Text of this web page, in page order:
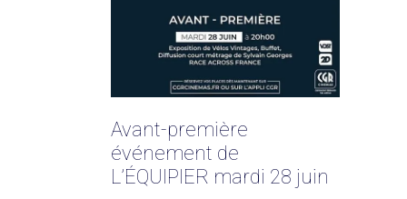
Avant-première
événement de
L’ÉQUIPIER mardi 28 juin